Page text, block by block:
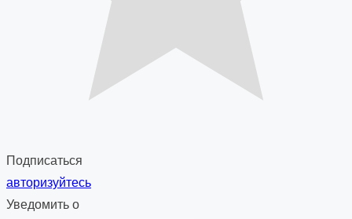
Подписаться
авторизуйтесь
Уведомить о